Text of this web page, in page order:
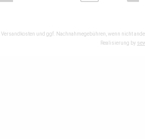
Versandkosten und ggf. Nachnahmegebühren, wenn nicht
Realisierung by